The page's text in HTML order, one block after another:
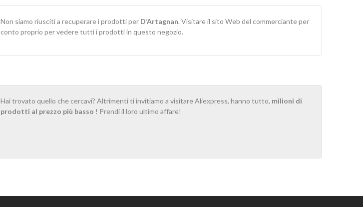
Non siamo riusciti a recuperare i prodotti per D’Artagnan. Visitare il sito Web del commerciante per
conto proprio per vedere tutti i prodotti in questo negozio.
Hai trovato quello che cercavi? Altrimenti ti invitiamo a visitare Aliexpress, hanno tutto, milioni di
prodotti al prezzo più basso ! Prendi il loro ultimo affare!